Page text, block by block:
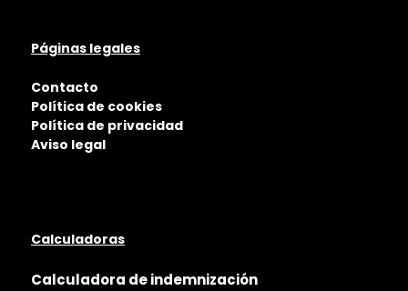
Páginas legales
Contacto
Política de cookies
Política de privacidad
Aviso legal
Calculadoras
Calculadora de indemnización